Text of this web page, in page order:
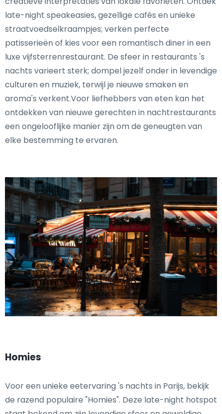
late-night speakeasies, gezellige cafés en unieke
straatvoedselkraampjes; verken perfecte
patisserieën of kies voor een romantisch diner in een
luxe vijfsterrenrestaurant. De sfeer in restaurants 's
nachts varieert sterk; dompel jezelf onder in levendige
culturen en muziek, terwijl je nieuwe smaken en
aroma's verkent.Voor liefhebbers van eten kan het
ontdekken van nieuwe gerechten in nachtrestaurants
een ongelooflijke manier zijn om de geneugten van
elke bestemming te ervaren.
Homies
Voor een unieke eetervaring 's nachts in Parijs, bekijk
de razend populaire "Homies". Deze late-night hotspot